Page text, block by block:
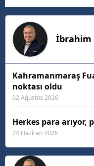
İbrahim
Kahramanmaraş
noktası oldu
02 Ağustos 2026
Herkes para arıyor,
24 Haziran 2026